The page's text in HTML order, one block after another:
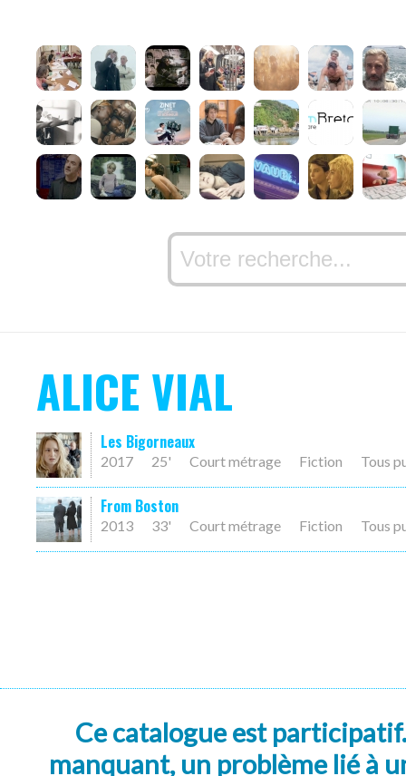
ALICE VIAL
Les Bigorneaux
2017 25' Court métrage Fiction Tous
From Boston
2013 33' Court métrage Fiction Tous
Ce catalogue est
manquant, un problème lié à